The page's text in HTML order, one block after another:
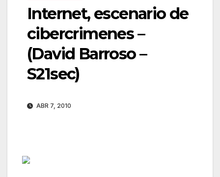
Internet, escenario de
cibercrimenes –
(David Barroso –
S21sec)
ABR 7, 2010